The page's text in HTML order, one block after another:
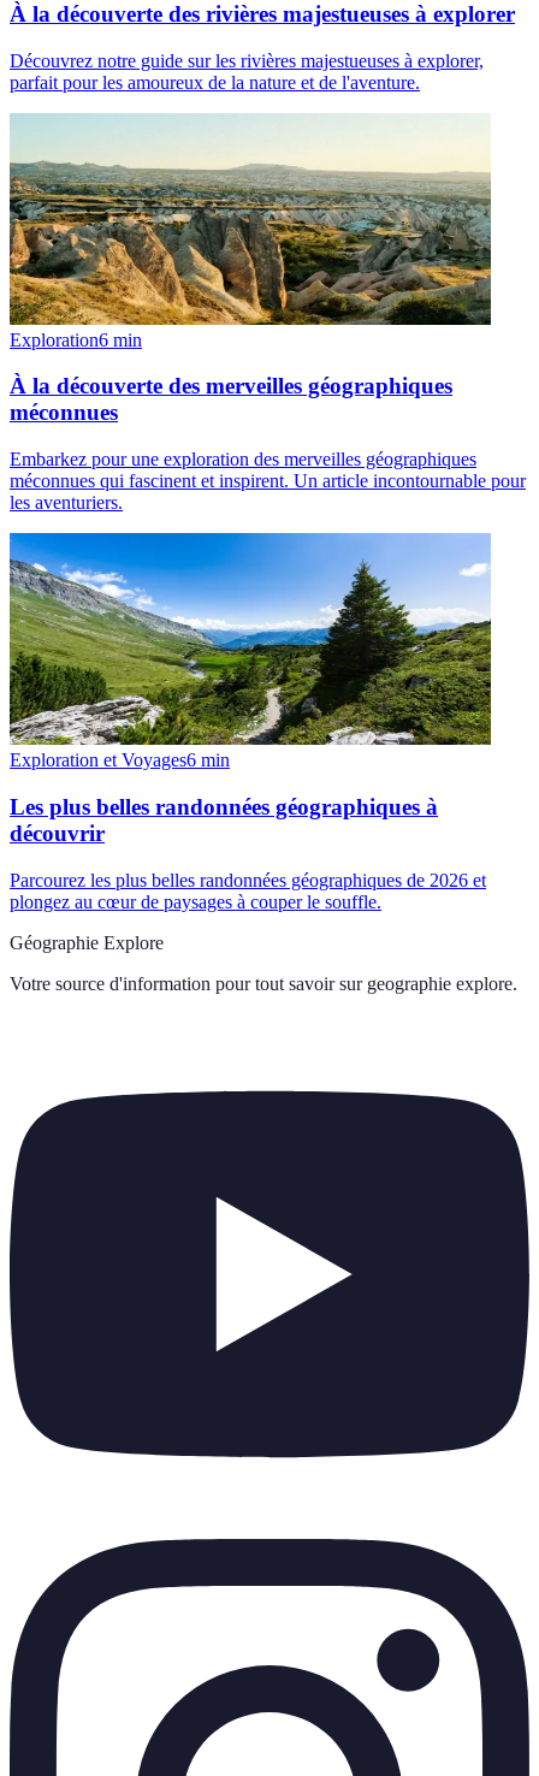
À la découverte des rivières majestueuses à explorer
Découvrez notre guide sur les rivières majestueuses à explorer,
parfait pour les amoureux de la nature et de l'aventure.
Exploration6 min
À la découverte des merveilles géographiques
méconnues
Embarkez pour une exploration des merveilles géographiques
méconnues qui fascinent et inspirent. Un article incontournable pour
les aventuriers.
Exploration et Voyages6 min
Les plus belles randonnées géographiques à
découvrir
Parcourez les plus belles randonnées géographiques de 2026 et
plongez au cœur de paysages à couper le souffle.
Géographie Explore
Votre source d'information pour tout savoir sur geographie explore.